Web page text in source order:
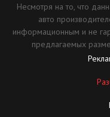
Несмотря на то, что
авто
информационным и не
предлагаемых